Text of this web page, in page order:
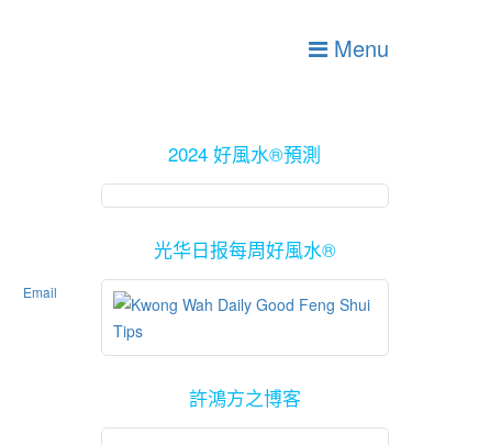
Menu
Email
2024 好風水®預測
光华日报每周好風水®
許鴻方之博客